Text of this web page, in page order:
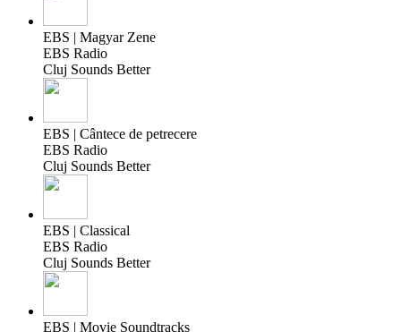
EBS | Magyar Zene
EBS Radio
Cluj Sounds Better
EBS | Cântece de petrecere
EBS Radio
Cluj Sounds Better
EBS | Classical
EBS Radio
Cluj Sounds Better
EBS | Movie Soundtracks